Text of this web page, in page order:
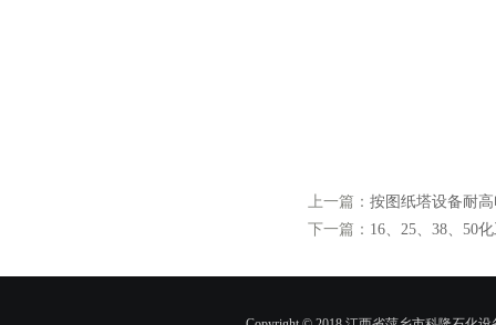
上一篇： 按图纸塔设备耐
下一篇： 16、25、38、50